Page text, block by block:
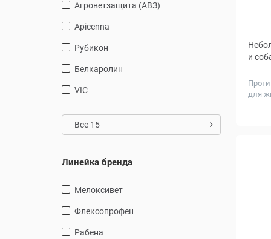
Агроветзащита (АВЗ)
Apicenna
Рубикон
Белкаролин
VIC
Все 15
Линейка бренда
Мелоксивет
Флексопрофен
Рабена
и
для